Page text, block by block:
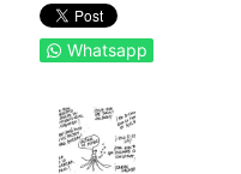
Whatsapp